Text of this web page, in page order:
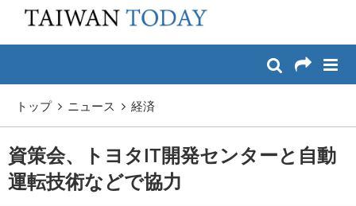
メイン コンテンツへスキップ
トップ ニュース 経済
資策会、トヨタIT開発センターと自動
運転技術などで協力